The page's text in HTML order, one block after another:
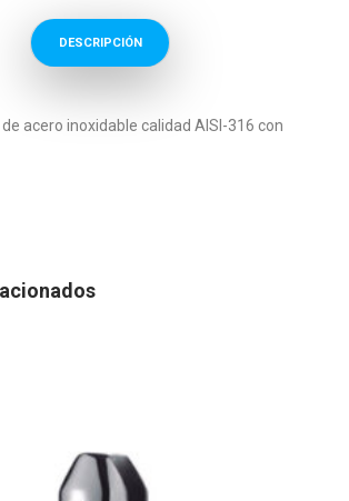
DESCRIPCIÓN
acero inoxidable calidad AISI-316 con